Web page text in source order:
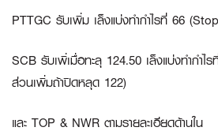
PTTGC รับเพิ่ม เล็งแบ่งทำกำไรที่ 66
SCB รับเพิ่เมื่อทะลุ 124.50 เล็งแบ่งทำกำ
ส่วนเพิ่มถ้าปิดหลุด 122)
และ TOP & NWR ตามรายละเอียดด้านใน